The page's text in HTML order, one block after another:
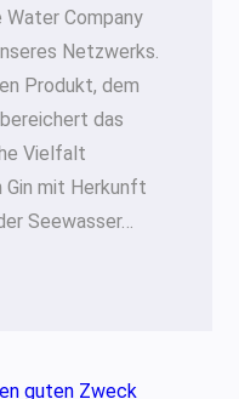
Water Company
Netzwerks.
Produkt, dem
bereichert das
Vielfalt
Gin mit Herkunft
Seewasser…